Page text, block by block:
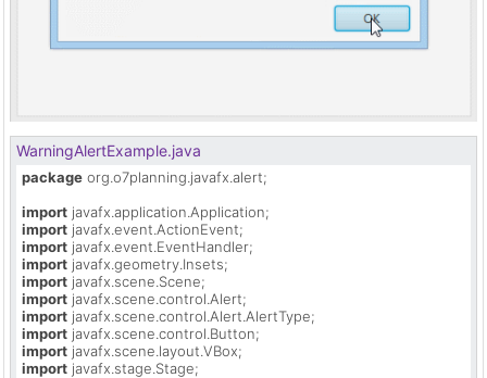
WarningAlertExample.java
package org.o7planning.javafx.alert;
import
import
import
import
import
import
import
import
import
import javafx.stage.Stage;